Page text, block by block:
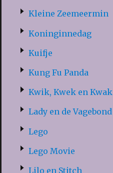
Kleine Zeemeermin
Koninginnedag
Kuifje
Kung Fu Panda
Kwik, Kwek en Kwak
Lady en de Vagebond
Lego
Lego Movie
Lilo en Stitch